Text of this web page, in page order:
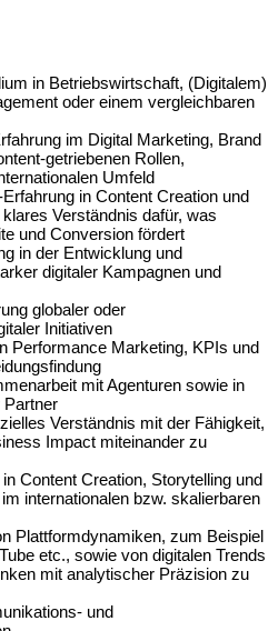
in Betriebswirtschaft, (Digitalem)
oder einem vergleichbaren
im Digital Marketing, Brand
getriebenen Rollen,
Umfeld
in Content Creation und
Verständnis dafür, was
und Conversion fördert
in der Entwicklung und
digitaler Kampagnen und
globaler oder
Initiativen
Performance Marketing, KPIs und
mit Agenturen sowie in
Partner
Verständnis mit der Fähigkeit,
Impact miteinander zu
Content Creation, Storytelling und
internationalen bzw. skalierbaren
Plattformdynamiken, zum Beispiel
etc., sowie von digitalen Trends
mit analytischer Präzision zu
und